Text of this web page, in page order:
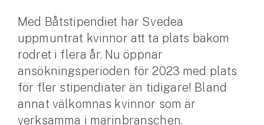
ATV-försäkring
Släpvagnsförsäkring
Husvagnsförsäkring
Motorcykel
Med Båtstipendiet har Svedea
uppmuntrat kvinnor att ta plats bakom
rodret i flera år. Nu öppnar
ansökningsperioden för 2023 med plats
för fler stipendiater än tidigare! Bland
annat välkomnas kvinnor som är
verksamma i marinbranschen.